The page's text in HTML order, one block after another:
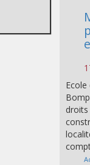
Ecole
droits